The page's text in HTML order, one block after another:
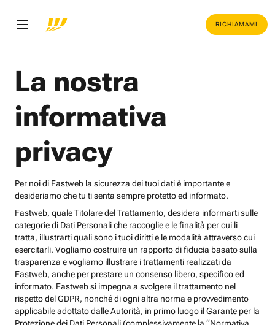
RICHIAMAMI
La nostra
informativa
privacy
Per noi di Fastweb la sicurezza dei tuoi dati è importante e
desideriamo che tu ti senta sempre protetto ed informato.
Fastweb, quale Titolare del Trattamento, desidera informarti sulle
categorie di Dati Personali che raccoglie e le finalità per cui li
tratta, illustrarti quali sono i tuoi diritti e le modalità attraverso cui
esercitarli. Vogliamo costruire un rapporto di fiducia basato sulla
trasparenza e vogliamo illustrare i trattamenti realizzati da
Fastweb, anche per prestare un consenso libero, specifico ed
informato. Fastweb si impegna a svolgere il trattamento nel
rispetto del GDPR, nonché di ogni altra norma e provvedimento
applicabile adottato dalle Autorità, in primo luogo il Garante per la